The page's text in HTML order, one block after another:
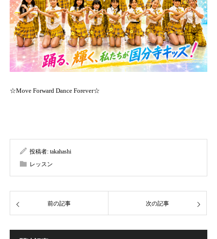
☆Move Forward Dance Forever☆
投稿者: takahashi
レッスン
前の記事 次の記事